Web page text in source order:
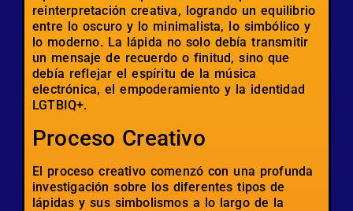
reinterpretación creativa, logrando un equilibrio
entre lo oscuro y lo minimalista, lo simbólico y
lo moderno. La lápida no solo debía transmitir
un mensaje de recuerdo o finitud, sino que
debía reflejar el espíritu de la música
electrónica, el empoderamiento y la identidad
LGTBIQ+.
Proceso Creativo
El proceso creativo comenzó con una profunda
investigación sobre los diferentes tipos de
lápidas y sus simbolismos a lo largo de la